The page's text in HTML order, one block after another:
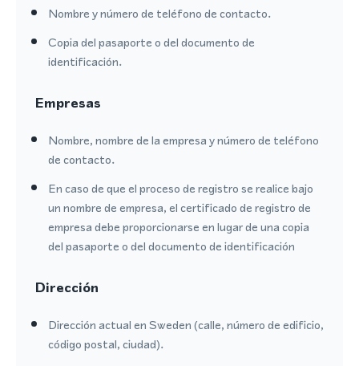
Nombre y número de teléfono de contacto.
Copia del pasaporte o del documento de
identificación.
Empresas
Nombre, nombre de la empresa y número de teléfono
de contacto.
En caso de que el proceso de registro se realice bajo
un nombre de empresa, el certificado de registro de
empresa debe proporcionarse en lugar de una copia
del pasaporte o del documento de identificación
Dirección
Dirección actual en Sweden (calle, número de edificio,
código postal, ciudad).